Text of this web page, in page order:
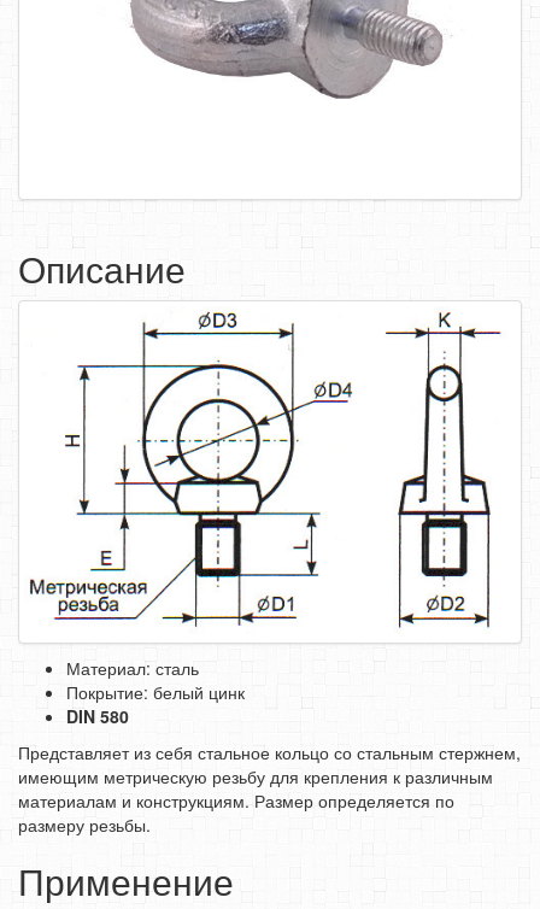
САМОРЕЗЫ, ШУРУПЫ
КЛЕИ, ПЕНЫ, ГЕРМЕТИКИ, ОЧИСТИТЕЛЬ
ДВЕРНАЯ ФУРНИТУРА
МЕБЕЛЬНАЯ ФУРНИТУРА
ИНСТРУМЕНТ
САНТЕХНИКА
ЭЛЕКТРОТОВАРЫ
ХОЗТОВАРЫ
ЛЕНТЫ, СКОТЧИ, ПЛЕНКИ
СРЕДСТВА ЗАЩИТЫ ТРУДА
ЭЛЕКТРОДЫ, ПРОВОЛКА
ЭЛЕКТРОИНСТРУМЕНТ
Описание
Материал: сталь
Покрытие: белый цинк
DIN 580
Представляет из себя стальное кольцо со сталь­ным стержнем,
имеющим метрическую резьбу для крепления к различным
материалам и конструкциям. Размер определяется по
размеру резьбы.
Применение